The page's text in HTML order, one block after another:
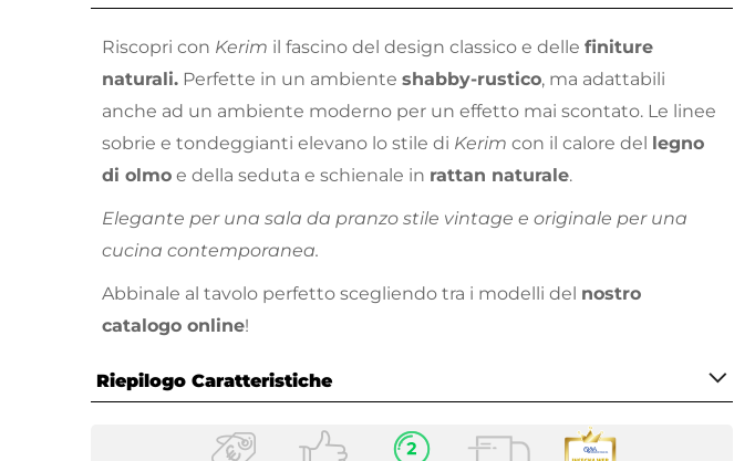
Riscopri con Kerim il fascino del design classico e delle finiture
naturali. Perfette in un ambiente shabby-rustico, ma adattabili
anche ad un ambiente moderno per un effetto mai scontato. Le linee
sobrie e tondeggianti elevano lo stile di Kerim con il calore del
legno
di olmo e della seduta e schienale in rattan naturale.
Elegante per una sala da pranzo stile vintage e originale per una
cucina contemporanea.
Abbinale al tavolo perfetto scegliendo tra i modelli del nostro
catalogo online!
Riepilogo Caratteristiche
Caratteristiche